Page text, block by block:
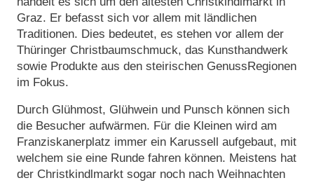
Graz. Er befasst sich vor allem mit ländlichen
Traditionen. Dies bedeutet, es stehen vor allem der
Thüringer Christbaumschmuck, das Kunsthandwerk
sowie Produkte aus den steirischen GenussRegionen
im Fokus.
Durch Glühmost, Glühwein und Punsch können sich
die Besucher aufwärmen. Für die Kleinen wird am
Franziskanerplatz immer ein Karussell aufgebaut, mit
welchem sie eine Runde fahren können. Meistens hat
der Christkindlmarkt sogar noch nach Weihnachten